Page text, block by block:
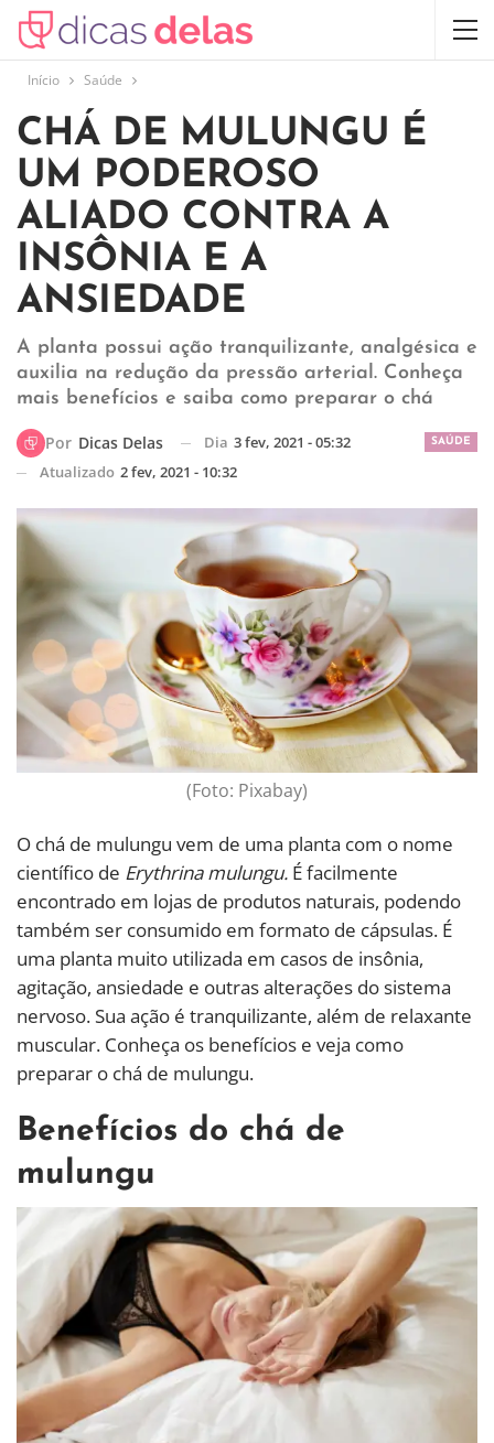
Início Saúde
CHÁ DE MULUNGU É
UM PODEROSO
ALIADO CONTRA A
INSÔNIA E A
ANSIEDADE
A planta possui ação tranquilizante, analgésica e
auxilia na redução da pressão arterial. Conheça
mais benefícios e saiba como preparar o chá
SAÚDE
Por Dicas Delas Dia 3 fev, 2021 - 05:32
Atualizado 2 fev, 2021 - 10:32
(Foto: Pixabay)
O chá de mulungu vem de uma planta com o nome
científico de Erythrina mulungu. É facilmente
encontrado em lojas de produtos naturais, podendo
também ser consumido em formato de cápsulas. É
uma planta muito utilizada em casos de insônia,
agitação, ansiedade e outras alterações do sistema
nervoso. Sua ação é tranquilizante, além de relaxante
muscular. Conheça os benefícios e veja como
preparar o chá de mulungu.
Benefícios do chá de
mulungu